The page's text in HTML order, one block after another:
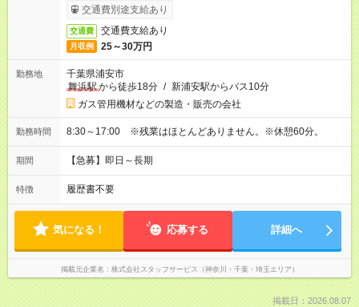
交通費別途支給あり
交通費 交通費支給あり
月収例 25～30万円
勤務地
千葉県浦安市
舞浜駅から徒歩18分 / 新浦安駅からバス10分
ガス管用機材などの製造・販売の会社
勤務時間 8:30～17:00 ※残業はほとんどありません。※休憩60分。
期間 【急募】即日～長期
特徴 履歴書不要
気になる！ 応募する 詳細へ
掲載元企業名 株式会社スタッフサービス（神奈川・千葉・埼玉エリア）
掲載日：2026.08.07